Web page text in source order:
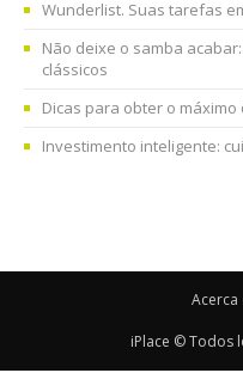
Wunderlist. Suas tarefas
Não deixe o samba
clássicos
Dicas para obter o
Investimento inteligente:
Acerca
iPlace © Todos